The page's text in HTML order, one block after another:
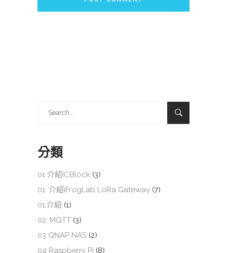
分類
01 介紹ICBlock (3)
01. 介紹iFrogLab LoRa Gateway (7)
01.介紹 (1)
02, MQTT (3)
03 QNAP NAS (2)
04 Raspberry Pi (8)